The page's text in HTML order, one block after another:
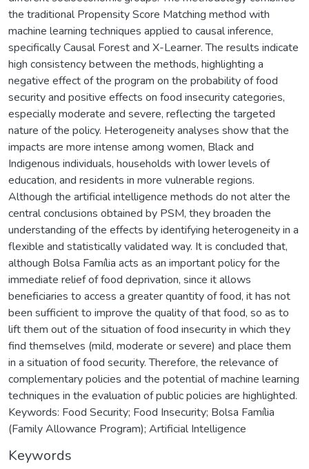
the traditional Propensity Score Matching method with
machine learning techniques applied to causal inference,
specifically Causal Forest and X-Learner. The results indicate
high consistency between the methods, highlighting a
negative effect of the program on the probability of food
security and positive effects on food insecurity categories,
especially moderate and severe, reflecting the targeted
nature of the policy. Heterogeneity analyses show that the
impacts are more intense among women, Black and
Indigenous individuals, households with lower levels of
education, and residents in more vulnerable regions.
Although the artificial intelligence methods do not alter the
central conclusions obtained by PSM, they broaden the
understanding of the effects by identifying heterogeneity in a
flexible and statistically validated way. It is concluded that,
although Bolsa Família acts as an important policy for the
immediate relief of food deprivation, since it allows
beneficiaries to access a greater quantity of food, it has not
been sufficient to improve the quality of that food, so as to
lift them out of the situation of food insecurity in which they
find themselves (mild, moderate or severe) and place them
in a situation of food security. Therefore, the relevance of
complementary policies and the potential of machine learning
techniques in the evaluation of public policies are highlighted.
Keywords: Food Security; Food Insecurity; Bolsa Família
(Family Allowance Program); Artificial Intelligence
Keywords